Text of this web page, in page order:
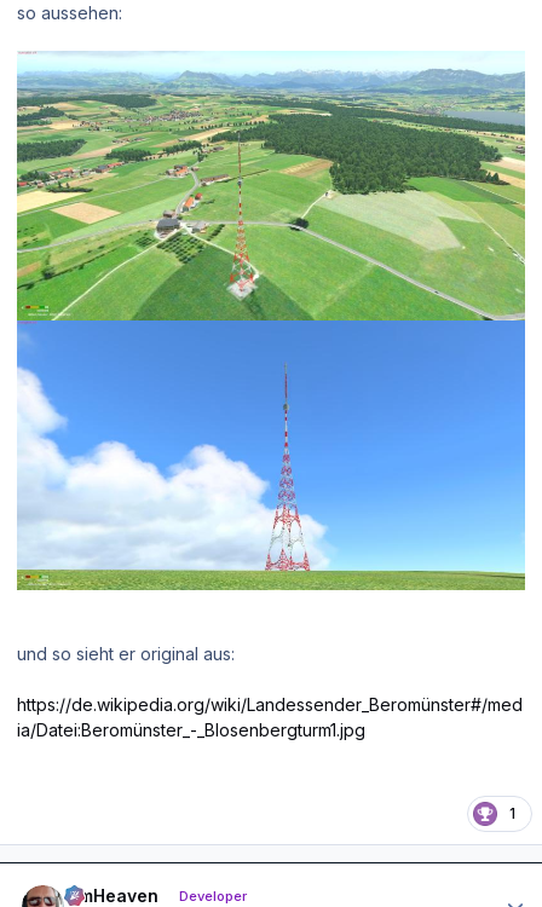
so aussehen:
und so sieht er original aus:
https://de.wikipedia.org/wiki/Landessender_Beromünster#/med
ia/Datei:Beromünster_-_Blosenbergturm1.jpg
1
simHeaven Developer